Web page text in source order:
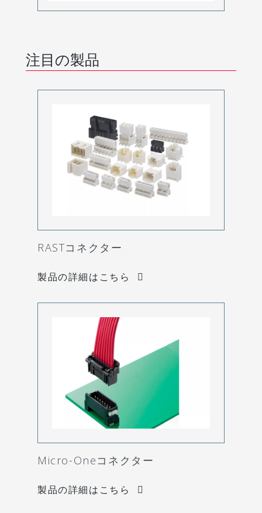
注目の製品
RASTコネクター
製品の詳細はこちら
Micro-Oneコネクター
製品の詳細はこちら